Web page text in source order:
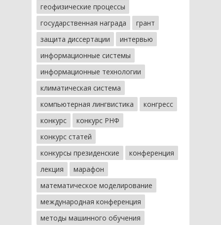
геофизические процессы
государственная награда
грант
защита диссертации
интервью
информационные системы
информационные технологии
климатическая система
компьютерная лингвистика
конгресс
конкурс
конкурс РНФ
конкурс статей
конкурсы президенские
конференция
лекция
марафон
математическое моделирование
международная конференция
методы машинного обучения